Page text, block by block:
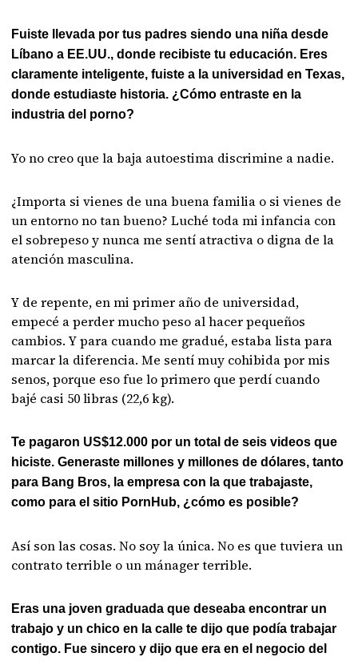
Fuiste llevada por tus padres siendo una niña desde
Líbano a EE.UU., donde recibiste tu educación. Eres
claramente inteligente, fuiste a la universidad en Texas,
donde estudiaste historia. ¿Cómo entraste en la
industria del porno?
Yo no creo que la baja autoestima discrimine a nadie.
¿Importa si vienes de una buena familia o si vienes de
un entorno no tan bueno? Luché toda mi infancia con
el sobrepeso y nunca me sentí atractiva o digna de la
atención masculina.
Y de repente, en mi primer año de universidad,
empecé a perder mucho peso al hacer pequeños
cambios. Y para cuando me gradué, estaba lista para
marcar la diferencia. Me sentí muy cohibida por mis
senos, porque eso fue lo primero que perdí cuando
bajé casi 50 libras (22,6 kg).
Te pagaron US$12.000 por un total de seis videos que
hiciste. Generaste millones y millones de dólares, tanto
para Bang Bros, la empresa con la que trabajaste,
como para el sitio PornHub, ¿cómo es posible?
Así son las cosas. No soy la única. No es que tuviera un
contrato terrible o un mánager terrible.
Eras una joven graduada que deseaba encontrar un
trabajo y un chico en la calle te dijo que podía trabajar
contigo. Fue sincero y dijo que era en el negocio del